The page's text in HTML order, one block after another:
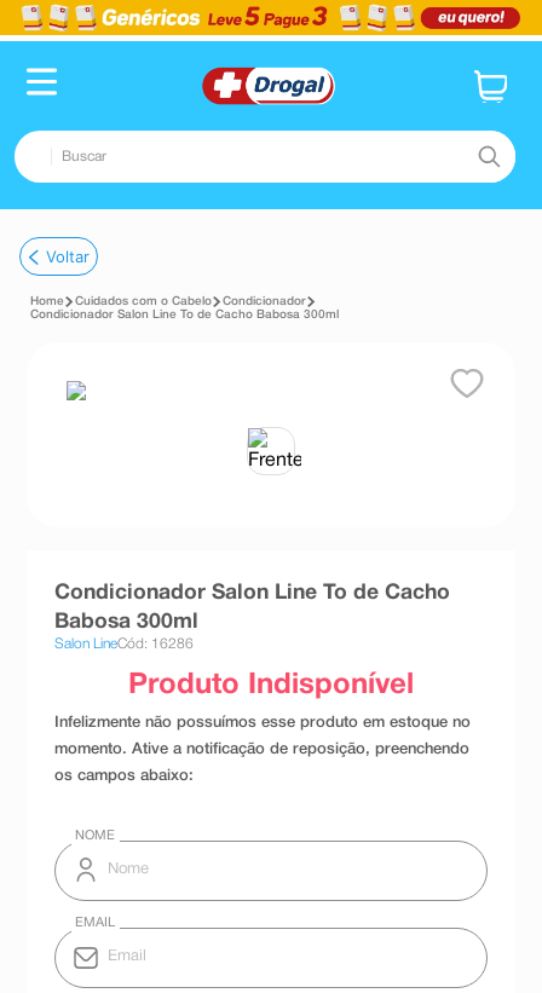
Buscar
1º fralda
2º dipirona
tadalafila
absorvente
10ºshampoo
Voltar
Cuidados com o Cabelo
Condicionador
Condicionador Salon Line To de Cacho Babosa 300ml
Condicionador Salon Line To de Cacho
Babosa 300ml
Salon LineCód: 16286